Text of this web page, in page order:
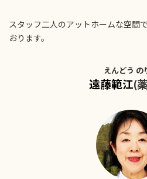
スタッフ二人のアットホームな空間
おります。
えんどう の
遠藤範江(